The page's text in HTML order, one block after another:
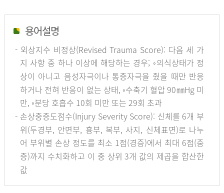
용어설명
- 외상지수 비정상(Revised Trauma Score): 다음 세 가
지 사항 중 하나 이상에 해당하는 경우; ◦의식상태가 정
상이 아니고 음성자극이나 통증자극을 줬을 때만 반응
하거나 전혀 반응이 없는 상태, ◦수축기 혈압 90㎜Hg 미
만, ◦분당 호흡수 10회 미만 또는 29회 초과
- 손상중증도점수(Injury Severity Score): 신체를 6개 부
위(두경부, 안면부, 흉부, 복부, 사지, 신체표면)로 나누
어 부위별 손상 정도를 최소 1점(경증)에서 최대 6점(중
증)까지 수치화하고 이 중 상위 3개 값의 제곱을 합산한
값